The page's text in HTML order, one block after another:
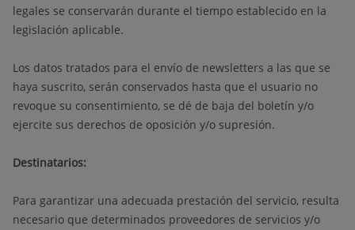
legales se conservarán durante el tiempo establecido en la
legislación aplicable.
Los datos tratados para el envío de newsletters a las que se
haya suscrito, serán conservados hasta que el usuario no
revoque su consentimiento, se dé de baja del boletín y/o
ejercite sus derechos de oposición y/o supresión.
Destinatarios:
Para garantizar una adecuada prestación del servicio, resulta
necesario que determinados proveedores de servicios y/o